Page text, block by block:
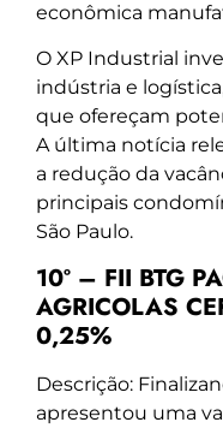
econômica
O XP Industrial
indústria e
que ofereçam
A última notícia
a redução da
principais
São Paulo.
10º – FII BTG
AGRICOLAS
0,25%
Descrição:
apresentou uma